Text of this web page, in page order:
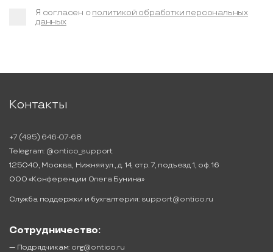
Я согласен с политикой обработки персональных
данных
Контакты
+7 (495) 646-07-68
Telegram: @ontico_support
125040, Москва, Нижняя ул., д. 14, стр. 7, подъезд 1, оф. 16
ООО «Конференции Олега Бунина»
Служба поддержки и бухгалтерия: support@ontico.ru
Сотрудничество:
— Подрядчикам: org@ontico.ru